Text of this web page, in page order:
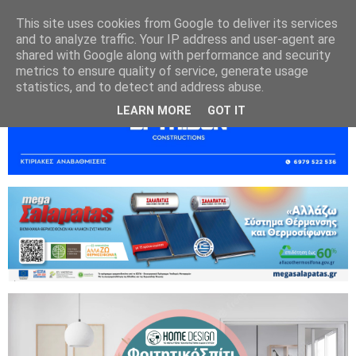
This site uses cookies from Google to deliver its services
and to analyze traffic. Your IP address and user-agent are
shared with Google along with performance and security
metrics to ensure quality of service, generate usage
statistics, and to detect and address abuse.
LEARN MORE GOT IT